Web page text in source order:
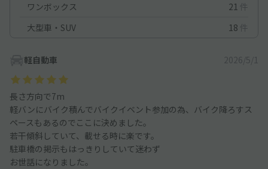
ワンボックス
21 件
大型車・SUV
18 件
軽自動車 2026/5/1
長さ方向で7m
軽バンにバイク積んでバイクイベント参加の為、バイク降ろすス
ペースもあるのでここに決めました。
若干傾斜していて、載せる時に楽です。
駐車橋の掲示もはっきりしていて迷わず
お世話になりました。